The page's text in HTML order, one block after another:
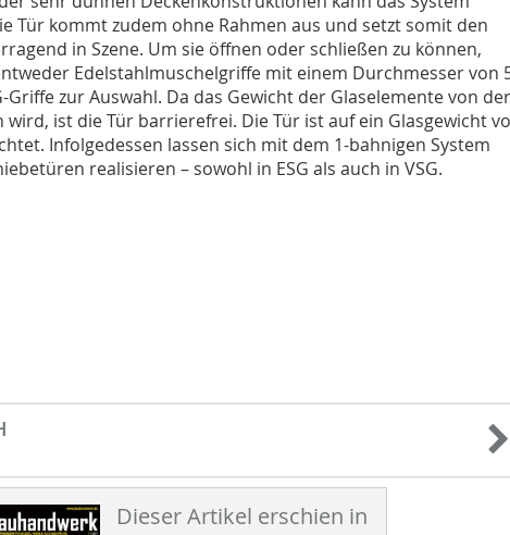
Tür kommt zudem ohne Rahmen aus und setzt somit den
in Szene. Um sie öffnen oder schließen zu können,
Edelstahlmuschelgriffe mit einem Durchmesser von
Griffe zur Auswahl. Da das Gewicht der Glaselemente von der
wird, ist die Tür barrierefrei. Die Tür ist auf ein Glasgewicht
Infolgedessen lassen sich mit dem 1-bahnigen System
realisieren – sowohl in ESG als auch in VSG.
Dieser Artikel erschien in